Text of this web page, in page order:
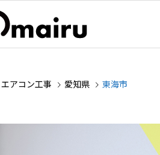
エアコン工事 愛知県 東海市